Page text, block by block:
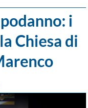
i
Chiesa di